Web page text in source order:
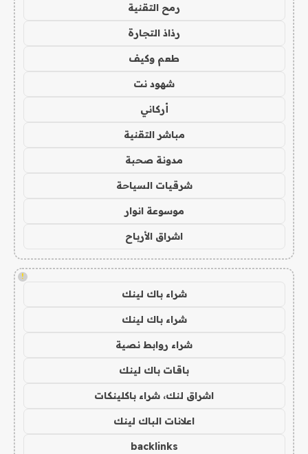
رمح التقنية
رذاذ التجارة
طعم وكيف
شهود نت
أركاني
مباشر التقنية
مدونة صحبة
شرقيات السياحة
موسوعة انوار
اشراق الأرباح
!
شراء باك لينك
شراء باك لينك
شراء روابط نصية
باقات باك لينك
اشراق لنك، شراء باكلينكات
اعلانات الباك لينك
backlinks